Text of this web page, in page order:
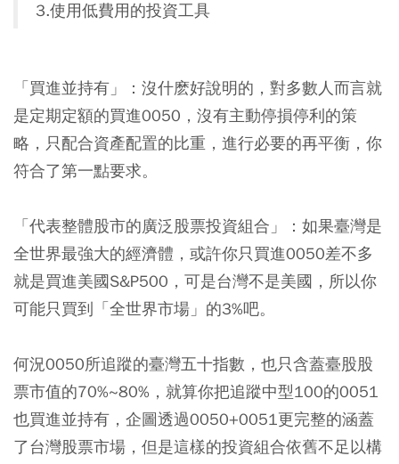
3.使用低費用的投資工具
「買進並持有」：沒什麽好說明的，對多數人而言就
是定期定額的買進0050，沒有主動停損停利的策
略，只配合資產配置的比重，進行必要的再平衡，你
符合了第一點要求。
「代表整體股市的廣泛股票投資組合」：如果臺灣是
全世界最強大的經濟體，或許你只買進0050差不多
就是買進美國S&P500，可是台灣不是美國，所以你
可能只買到「全世界市場」的3%吧。
何況0050所追蹤的臺灣五十指數，也只含蓋臺股股
票市值的70%~80%，就算你把追蹤中型100的0051
也買進並持有，企圖透過0050+0051更完整的涵蓋
了台灣股票市場，但是這樣的投資組合依舊不足以構